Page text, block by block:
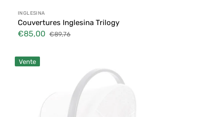
Distributeur :
INGLESINA
Couvertures Inglesina Trilogy
Prix
€85,00
Prix
€89,76
Rechanges
pour
Vente